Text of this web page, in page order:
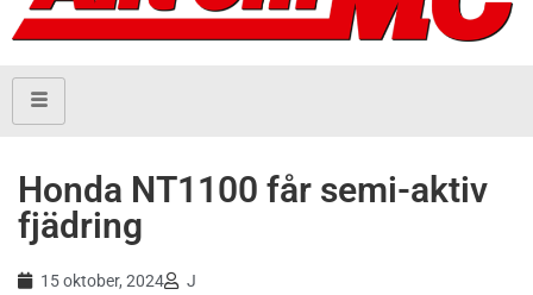
Honda NT1100 får semi-aktiv
fjädring
15 oktober, 2024 J